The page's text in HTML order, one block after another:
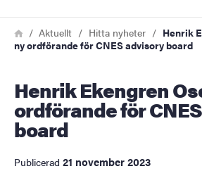
Om webbplatsen
Länkstig
HemAktuellt Hitta nyheter
Henrik
ny ordförande för CNES advisory board
Henrik Ekengren Oscarsson ny
ordförande för
board
Publicerad 21 november 2023